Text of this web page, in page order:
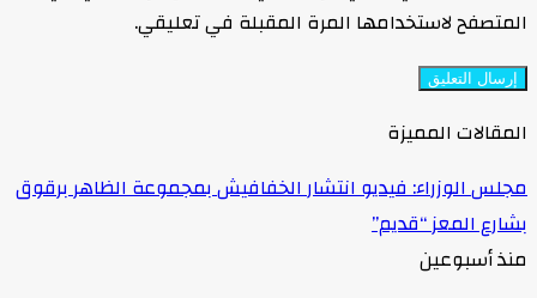
المتصفح لاستخدامها المرة المقبلة في تعليقي.
المقالات المميزة
مجلس الوزراء: فيديو انتشار الخفافيش بمجموعة الظاهر برقوق
بشارع المعز “قديم”
منذ أسبوعين